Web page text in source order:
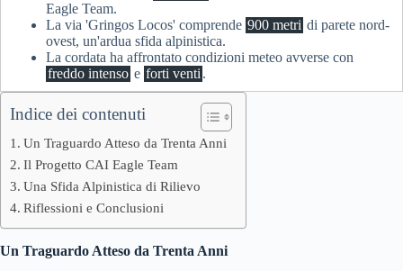
Eagle Team.
La via 'Gringos Locos' comprende 900 metri di parete nord-
ovest, un'ardua sfida alpinistica.
La cordata ha affrontato condizioni meteo avverse con
freddo intenso e forti venti .
Indice dei contenuti
Un Traguardo Atteso da Trenta Anni
Il Progetto CAI Eagle Team
Una Sfida Alpinistica di Rilievo
Riflessioni e Conclusioni
Un Traguardo Atteso da Trenta Anni